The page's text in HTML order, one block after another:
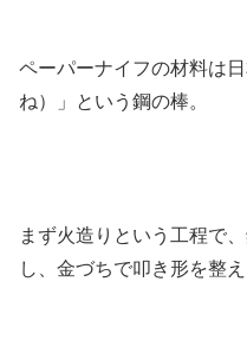
ペーパーナイフの材料は
ね）」という鋼の棒。
まず火造りという工程で
し、金づちで叩き形を整え